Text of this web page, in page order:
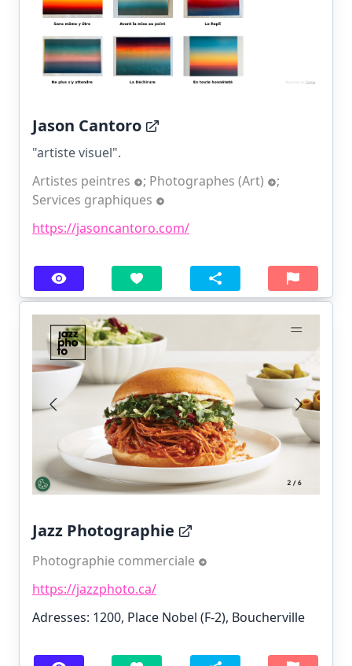
Jason Cantoro
"artiste visuel".
Artistes peintres
; Photographes (Art)
;
Services graphiques
https://jasoncantoro.com/
Jazz Photographie
Photographie commerciale
https://jazzphoto.ca/
Adresses: 1200, Place Nobel (F-2), Boucherville